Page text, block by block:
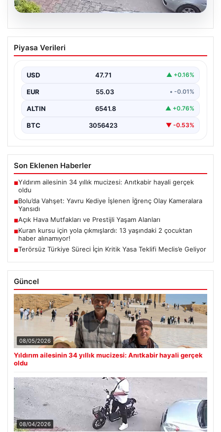
Bolu’da Vahşet: Yavru Kediye İşlenen
İğrenç Olay Kameralara Yansıdı
günlerde meydana gelen korkutucu olay, bölgedeki
sakinleri derinden sarstı. Elektrikli…
Piyasa Verileri
USD 47.71 ▲ +0.16%
EUR 55.03 • -0.01%
ALTIN 6541.8 ▲ +0.76%
BTC 3056423 ▼ -0.53%
Son Eklenen Haberler
■Yıldırım ailesinin 34 yıllık mucizesi: Anıtkabir hayali gerçek
oldu
■Bolu’da Vahşet: Yavru Kediye İşlenen İğrenç Olay Kameralara
Yansıdı
■Açık Hava Mutfakları ve Prestijli Yaşam Alanları
■Kuran kursu için yola çıkmışlardı: 13 yaşındaki 2 çocuktan
haber alınamıyor!
■Terörsüz Türkiye Süreci İçin Kritik Yasa Teklifi Meclis’e Geliyor
Güncel
08/05/2026
Yıldırım ailesinin 34 yıllık mucizesi: Anıtkabir hayali gerçek
oldu
08/04/2026